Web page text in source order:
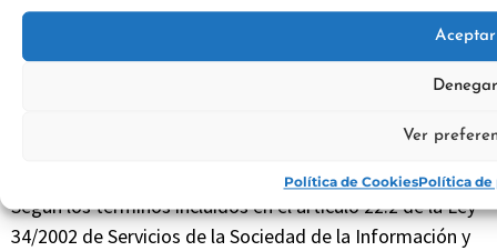
Aceptar
Denegar
Ver
Política de CookiesPolítica de
cookies, tan sólo realizamos estadísticas generales de
visitas que no suponen ninguna información personal.
cookies y comprendas que, si continúas navegando,
Según los términos incluidos en el artículo 22.2 de la Ley
34/2002 de Servicios de la Sociedad de la Información y